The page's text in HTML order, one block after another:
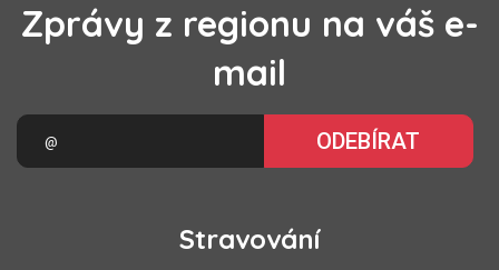
Zprávy z regionu na váš e-
mail
ODEBÍRAT
Stravování